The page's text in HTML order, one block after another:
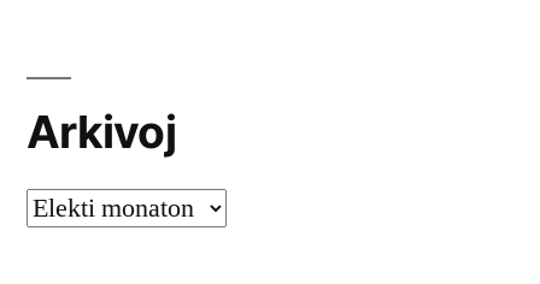
Arkivoj
Arkivoj